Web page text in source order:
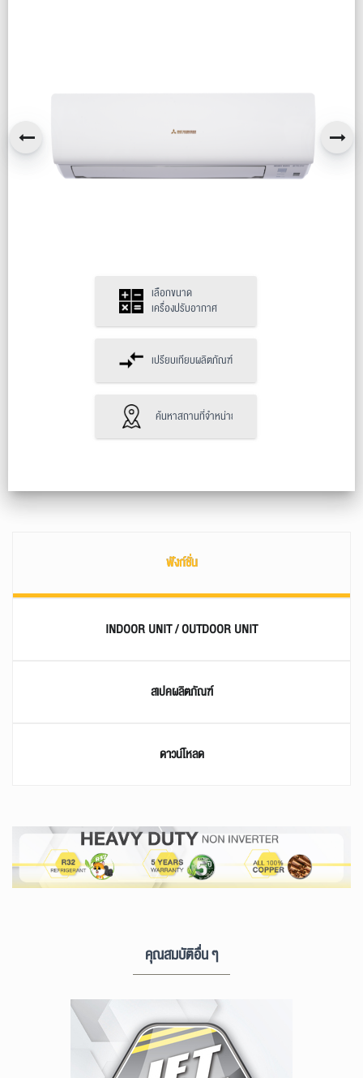
เลือกขนาด
เครื่องปรับอากาศ
เปรียบเทียบผลิตภัณฑ์
ค้นหาสถานที่จำหน่าย
ฟังก์ชั่น
INDOOR UNIT / OUTDOOR UNIT
สเปคผลิตภัณฑ์
ดาวน์โหลด
คุณสมบัติอื่น ๆ